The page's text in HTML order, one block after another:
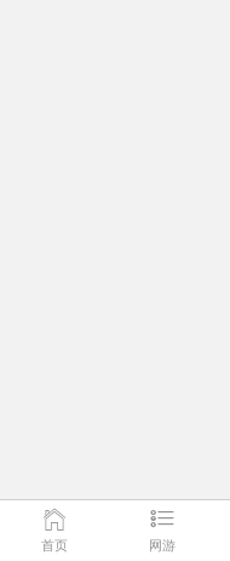
首页 网游